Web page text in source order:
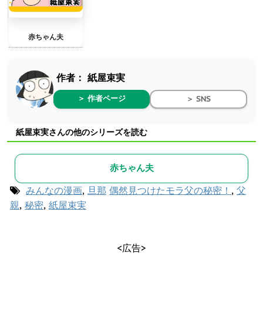
赤ちゃん夫
作者： 紙屋束実
＞ 作者ページ ＞ SNS
紙屋束実さんの他のシリーズを読む
赤ちゃん夫
みんなの漫画, 旦那 偶然見つけたモラ父の秘密！ , 父
親, 秘密, 紙屋束実
<広告>